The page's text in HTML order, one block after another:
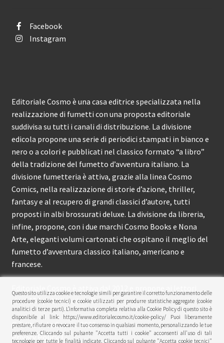
Facebook
Instagram
Editoriale Cosmo è una casa editrice specializzata nella
realizzazione di fumetti con una proposta editoriale
suddivisa su tutti i canali di distribuzione. La divisione
edicola propone una serie di periodici stampati in bianco e
nero o a colori e pubblicati nel classico formato “a libro”
della tradizione del fumetto d’avventura italiano. La
divisione fumetteria è attiva, grazie alla linea Cosmo
Comics, nella realizzazione di storie d’azione, thriller,
fantasy e al recupero di grandi classici d’autore, tutti
proposti in albi brossurati deluxe. La divisione da libreria,
infine, propone, con i due marchi Cosmo Books e Nona
Arte, eleganti volumi cartonati che ospitano il meglio del
fumetto d’avventura classico italiano, americano e
francese.
circa 150 pubblicazioni l’anno.
© Editoriale Cosmo 2026
Privacy Policy
Questo sito utilizza cookie e tecnologie simili per garantire il corretto funzionamento delle
procedure (cookie tecnici) e cookie utilizzati per produrre statistiche aggregate (cookie
analitici di terze parti). L’informativa completa relativa alla Cookie Policy di questo sito è
disponibile al link: https://www.editorialecosmo.it/cookie-policy/ Puoi liberamente
prestare, rifiutare o revocare il tuo consenso in qualsiasi momento, personalizzando le tue
preferenze. Cliccando sul pulsante "Accetta tutti i cookie" acconsenti all'uso di tali
tecnologie per tutte le finalità indicate. Cliccando sul pulsante "Accetta cookie tecnici"